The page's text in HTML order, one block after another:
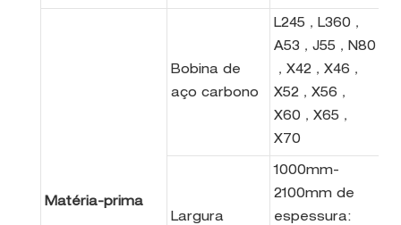
Matéria-prima
Bobina de
aço carbono
L245，L360，
A53，J55，N80
，X42，X46，
X52，X56，
X60，X65，
X70
Largura
1000mm-
2100mm de
espessura: